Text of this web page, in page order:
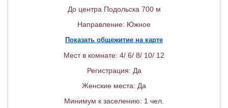
До центра Подольска 700 м
Направление: Южное
Показать общежитие на карте
Мест в комнате: 4/ 6/ 8/ 10/ 12
Регистрация: Да
Женские места: Да
Минимум к заселению: 1 чел.